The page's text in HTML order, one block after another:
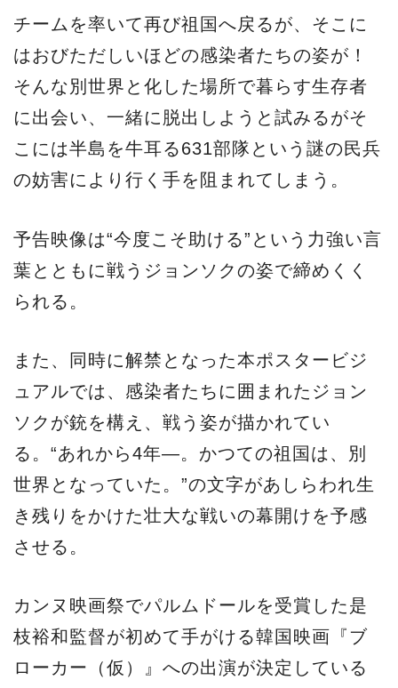
チームを率いて再び祖国へ戻るが、そこに
はおびただしいほどの感染者たちの姿が！
そんな別世界と化した場所で暮らす生存者
に出会い、一緒に脱出しようと試みるがそ
こには半島を牛耳る631部隊という謎の民兵
の妨害により行く手を阻まれてしまう。
予告映像は“今度こそ助ける”という力強い言
葉とともに戦うジョンソクの姿で締めくく
られる。
また、同時に解禁となった本ポスタービジ
ュアルでは、感染者たちに囲まれたジョン
ソクが銃を構え、戦う姿が描かれてい
る。“あれから4年―。かつての祖国は、別
世界となっていた。”の文字があしらわれ生
き残りをかけた壮大な戦いの幕開けを予感
させる。
カンヌ映画祭でパルムドールを受賞した是
枝裕和監督が初めて手がける韓国映画『ブ
ローカー（仮）』への出演が決定している